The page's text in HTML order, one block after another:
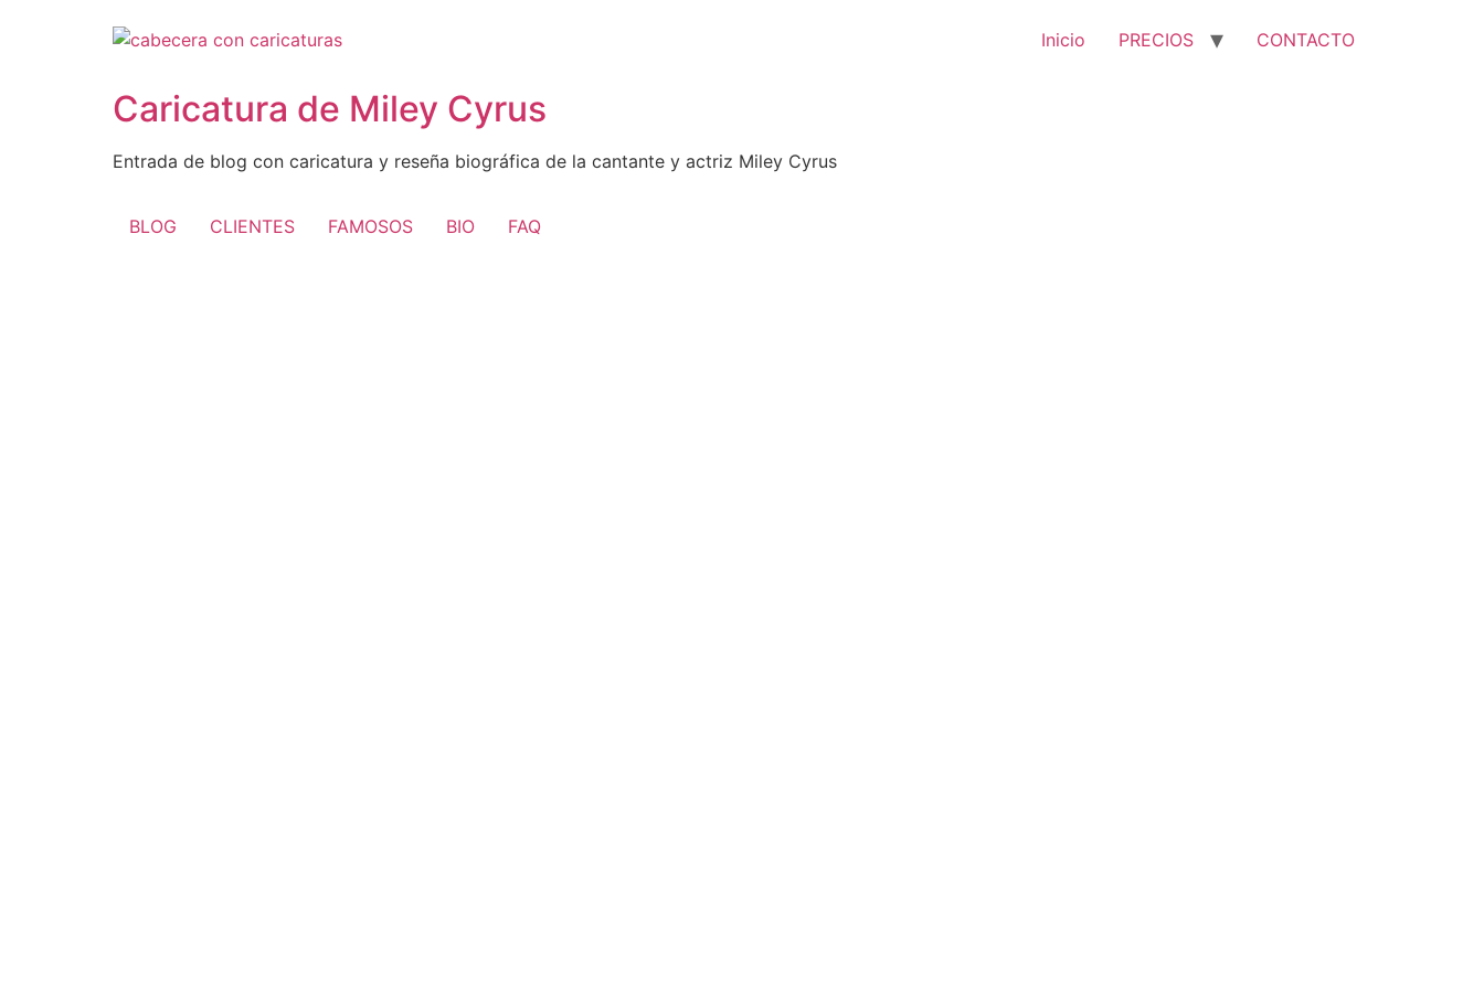
Inicio PRECIOS CONTACTO
Caricatura de Miley Cyrus
Entrada de blog con caricatura y reseña biográfica de la cantante y actriz Miley Cyrus
BLOG CLIENTES FAMOSOS BIO FAQ